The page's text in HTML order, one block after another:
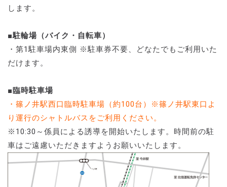
します。
■駐輪場（バイク・自転車）
・第1駐車場内東側 ※駐車券不要、どなたでもご利用いた
だけます。
■臨時駐車場
・篠ノ井駅西口臨時駐車場（約100台）※篠ノ井駅東口よ
り運行のシャトルバスをご利用ください。
※10:30～係員による誘導を開始いたします。時間前の駐
車はご遠慮いただきますようお願いいたします。